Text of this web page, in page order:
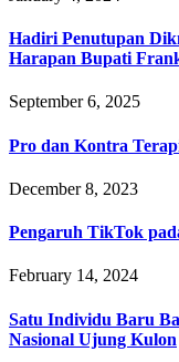
Hadiri Penutupan
Harapan Bupati
September 6, 2025
Pro dan Kontra
December 8, 2023
Pengaruh TikTok
February 14, 2024
Satu Individu Baru
Nasional Ujung Kulon